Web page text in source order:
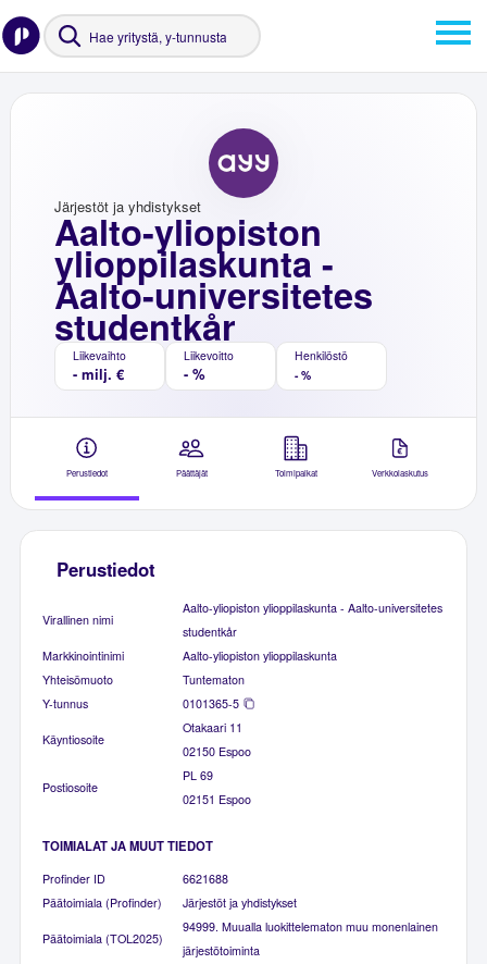
Aalto-yliopiston
ylioppilaskunta -
Aalto-universitetes
studentkår
Järjestöt ja yhdistykset
Liikevaihto
- milj. €
Liikevoitto
- %
Henkilöstö
- %
Perustiedot Päättäjät Toimipaikat Verkkolaskutus
Perustiedot
Virallinen nimi
Aalto-yliopiston ylioppilaskunta - Aalto-universitetes
studentkår
Markkinointinimi
Aalto-yliopiston ylioppilaskunta
Yhteisömuoto
Tuntematon
Y-tunnus
0101365-5
Käyntiosoite
Otakaari 11
02150 Espoo
Postiosoite
PL 69
02151 Espoo
TOIMIALAT JA MUUT TIEDOT
Profinder ID
6621688
Päätoimiala (Profinder)
Järjestöt ja yhdistykset
Päätoimiala (TOL2025)
94999. Muualla luokittelematon muu monenlainen
järjestötoiminta